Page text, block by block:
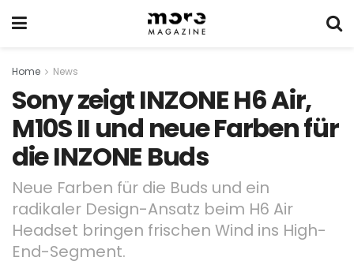
Home News
Sony zeigt INZONE H6 Air,
M10S II und neue Farben für
die INZONE Buds
Neue Farben für die Buds und ein
radikaler Design-Ansatz beim H6 Air
Headset bringen frischen Wind ins High-
End-Segment.